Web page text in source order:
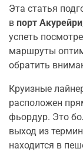
Эта статья
в порт Акурейри
успеть
маршруты
обратить
Круизные
расположен
фьордур. Это
выход из
находится в